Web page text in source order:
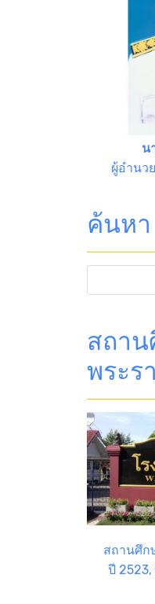
น
ผู้อำนว
ค้นหา
สถาน
พระร
สถานศึก
ปี